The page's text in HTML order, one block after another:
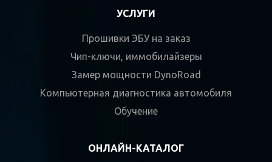
УСЛУГИ
Прошивки ЭБУ на заказ
Чип-ключи, иммобилайзеры
Замер мощности DynoRoad
Компьютерная диагностика автомобиля
Обучение
ОНЛАЙН-КАТАЛОГ